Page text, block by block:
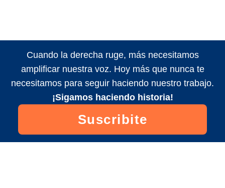
Cuando la derecha ruge, más necesitamos
amplificar nuestra voz. Hoy más que nunca te
necesitamos para seguir haciendo nuestro trabajo.
¡Sigamos haciendo historia!
Suscribite